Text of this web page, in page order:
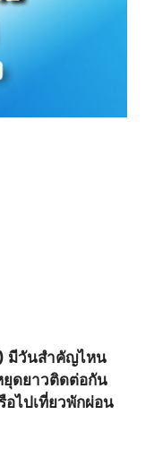
มีวันสำคัญไหน
ยุดยาวติดต่อกัน
ไปเที่ยวพักผ่อน